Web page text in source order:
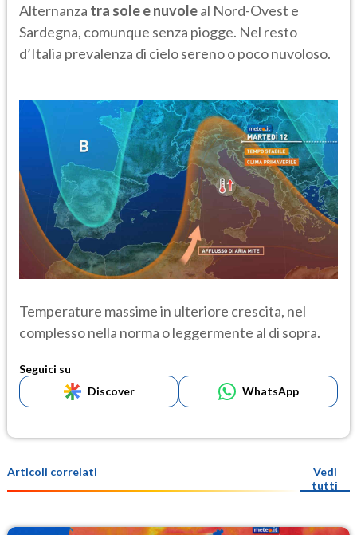
Alternanza tra sole e nuvoleal Nord-Ovest e
Sardegna, comunque senza piogge. Nel resto
d’Italia prevalenza di cielo sereno o poco nuvoloso.
Temperature massime in ulteriore crescita, nel
complesso nella norma o leggermente al di sopra.
Seguici su
Discover
WhatsApp
Articoli correlati
Vedi
tutti